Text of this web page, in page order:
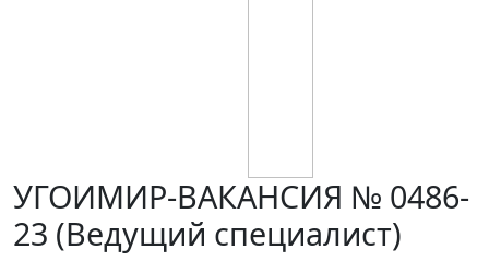
УГОИМИР-ВАКАНСИЯ № 0486-
23 (Ведущий специалист)